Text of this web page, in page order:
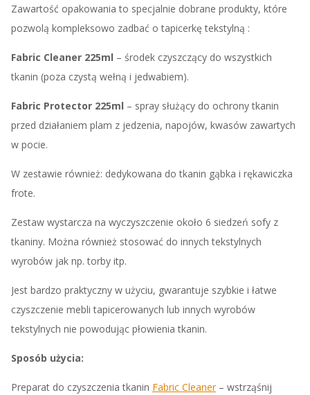
Zawartość opakowania to specjalnie dobrane produkty, które
pozwolą kompleksowo zadbać o tapicerkę tekstylną :
Fabric Cleaner 225ml – środek czyszczący do wszystkich
tkanin (poza czystą wełną i jedwabiem).
Fabric Protector 225ml – spray służący do ochrony tkanin
przed działaniem plam z jedzenia, napojów, kwasów zawartych
w pocie.
W zestawie również: dedykowana do tkanin gąbka i rękawiczka
frote.
Zestaw wystarcza na wyczyszczenie około 6 siedzeń sofy z
tkaniny. Można również stosować do innych tekstylnych
wyrobów jak np. torby itp.
Jest bardzo praktyczny w użyciu, gwarantuje szybkie i łatwe
czyszczenie mebli tapicerowanych lub innych wyrobów
tekstylnych nie powodując płowienia tkanin.
Sposób użycia:
Preparat do czyszczenia tkanin Fabric Cleaner – wstrząśnij